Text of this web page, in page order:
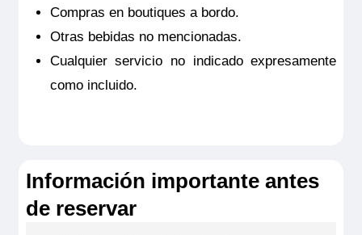
Tamaño
19m
2
Categoría
Compras en boutiques a bordo.
Otras bebidas no mencionadas.
Cualquier servicio no indicado expresamente
como incluido.
Información importante antes
de reservar